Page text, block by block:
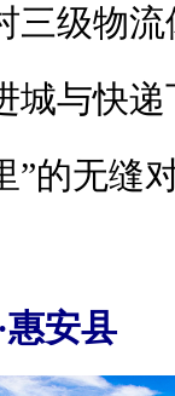
三级物流
城与快递
”的无缝
惠安县